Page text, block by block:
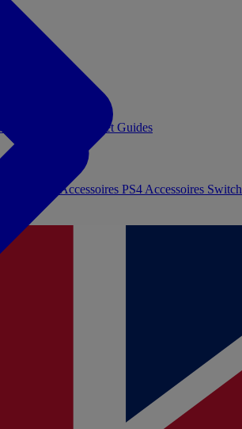
Livres et Guides
Mémoire Accessoires PS4 Accessoires Switch